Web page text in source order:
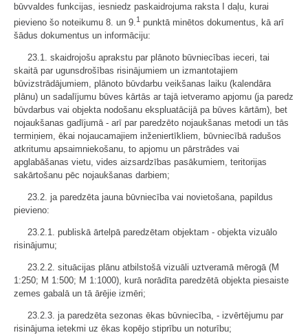
būvvaldes funkcijas, iesniedz paskaidrojuma raksta I daļu, kurai
pievieno šo noteikumu 8. un 9.1 punktā minētos dokumentus, kā arī
šādus dokumentus un informāciju:
23.1. skaidrojošu aprakstu par plānoto būvniecības ieceri, tai
skaitā par ugunsdrošības risinājumiem un izmantotajiem
būvizstrādājumiem, plānoto būvdarbu veikšanas laiku (kalendāra
plānu) un sadalījumu būves kārtās ar tajā ietveramo apjomu (ja paredz
būvdarbus vai objekta nodošanu ekspluatācijā pa būves kārtām), bet
nojaukšanas gadījumā - arī par paredzēto nojaukšanas metodi un tās
termiņiem, ēkai nojaucamajiem inženiertīkliem, būvniecībā radušos
atkritumu apsaimniekošanu, to apjomu un pārstrādes vai
apglabāšanas vietu, vides aizsardzības pasākumiem, teritorijas
sakārtošanu pēc nojaukšanas darbiem;
23.2. ja paredzēta jauna būvniecība vai novietošana, papildus
pievieno:
23.2.1. publiskā ārtelpā paredzētam objektam - objekta vizuālo
risinājumu;
23.2.2. situācijas plānu atbilstošā vizuāli uztveramā mērogā (M
1:250; M 1:500; M 1:1000), kurā norādīta paredzētā objekta piesaiste
zemes gabalā un tā ārējie izmēri;
23.2.3. ja paredzēta sezonas ēkas būvniecība, - izvērtējumu par
risinājuma ietekmi uz ēkas kopējo stiprību un noturību;